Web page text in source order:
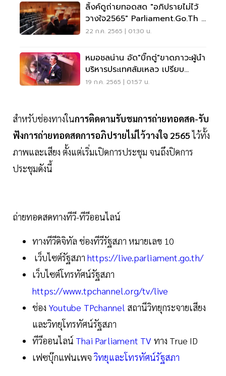
ลิ้งค์ดูถ่ายทอดสด "อภิปรายไม่ไว้
วางใจ2565" Parliament.go.th -
TPchannel
22 ก.ค. 2565 | 01:30 น.
หมอชลน่าน อัด"บิ๊กตู่"ขาดภาวะผู้นำ
บริหารประเทศล้มเหลว เปรียบ
รัฐบาล 608
19 ก.ค. 2565 | 01:57 น.
สำหรับช่องทางในการติดตามรับชมการถ่ายทอดสด-รับ
ฟังการถ่ายทอดสดการอภิปรายไม่ไว้วางใจ 2565ไว้ทั้ง
ภาพและเสียง ตั้งแต่เริ่มเปิดการประชุม จนถึงปิดการ
ประชุมดังนี้
ถ่ายทอดสดทางทีวี-ทีวีออนไลน์
ทางทีวีดิจิทัล ช่องทีวีรัฐสภา หมายเลข 10
เว็บไซต์รัฐสภา https://live.parliament.go.th/
เว็บไซต์โทรทัศน์รัฐสภา
https://www.tpchannel.org/tv/live
ช่อง Youtube TPchannel สถานีวิทยุกระจายเสียง
และวิทยุโทรทัศน์รัฐสภา
ทีวีออนไลน์ Thai Parliament TV ทาง True ID
เฟซบุ๊กแฟนเพจ วิทยุและโทรทัศน์รัฐสภา